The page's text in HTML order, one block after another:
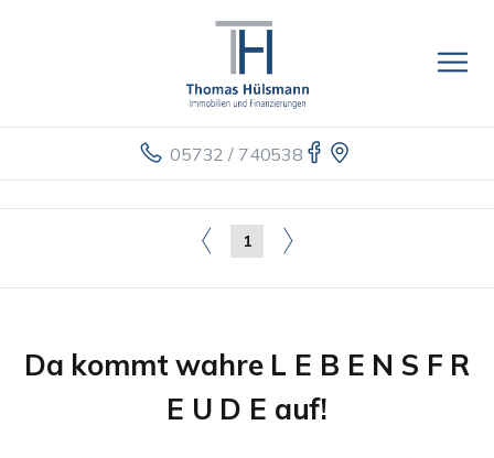
05732 / 740538
1
Da kommt wahre L E B E N S F R
E U D E auf!